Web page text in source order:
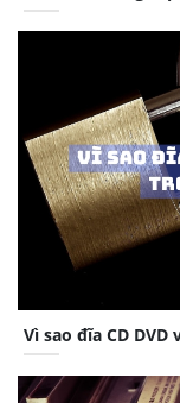
Vì sao đĩa CD